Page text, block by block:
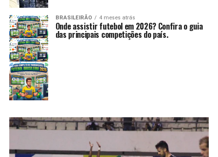
BRASILEIRÃO 4 meses atrás
Onde assistir futebol em 2026? Confira o guia
das principais competições do país.